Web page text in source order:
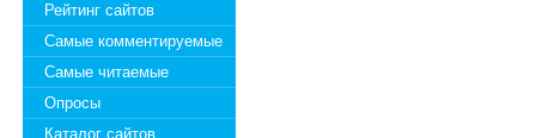
Рейтинг сайтов
Самые комментируемые
Самые читаемые
Опросы
Каталог сайтов